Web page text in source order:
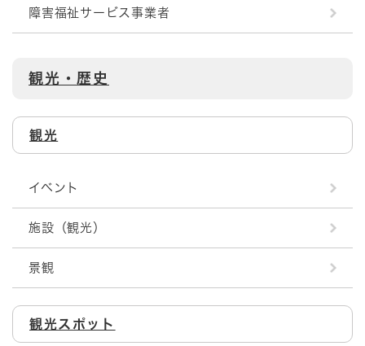
障害福祉サービス事業者
観光・歴史
観光
イベント
施設（観光）
景観
観光スポット